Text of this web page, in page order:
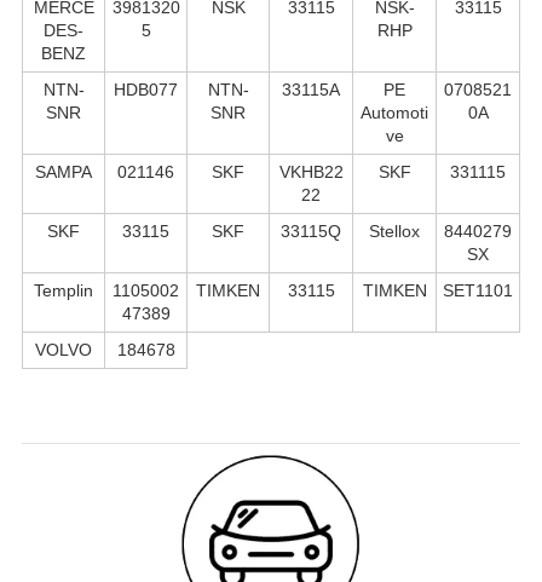
MERCE
DES-
BENZ
3981320
5
NSK 33115
NSK-
RHP
33115
NTN-
SNR
HDB077
NTN-
SNR
33115A
PE
Automoti
ve
0708521
0A
SAMPA 021146 SKF
VKHB22
22
SKF 331115
SKF 33115 SKF 33115Q Stellox
8440279
SX
Templin
1105002
47389
TIMKEN 33115 TIMKEN SET1101
VOLVO 184678